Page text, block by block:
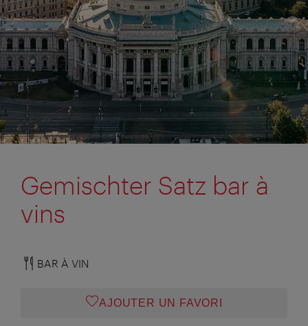
Gemischter Satz bar à
vins
BAR À VIN
AJOUTER UN FAVORI